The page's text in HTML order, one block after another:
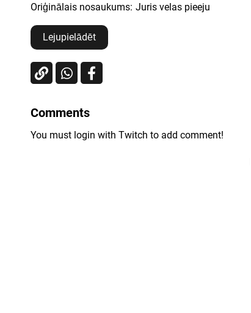
Oriģinālais nosaukums: Juris velas pieeju
Lejupielādēt
Comments
You must login with Twitch to add comment!